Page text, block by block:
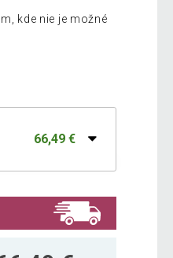
kde nie je možné
66,49 €
59,29 €